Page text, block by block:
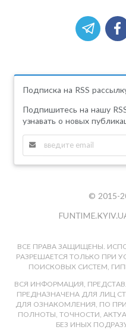
Подписка на RSS
Подпишитесь на нашу
узнавать о новых
© 2015-
ВСЕ ПРАВА ЗАЩИЩЕНЫ.
РАЗРЕШАЕТСЯ ТОЛЬКО ПРИ
ПОИСКОВЫХ СИСТЕМ,
ВСЯ ИНФОРМАЦИЯ,
ПРЕДНАЗНАЧЕНА ДЛЯ ЛИЦ
ДЛЯ ОЗНАКОМЛЕНИЯ, ПО
ПОЛНОТЫ, ТОЧНОСТИ,
БЕЗ ИНЫХ